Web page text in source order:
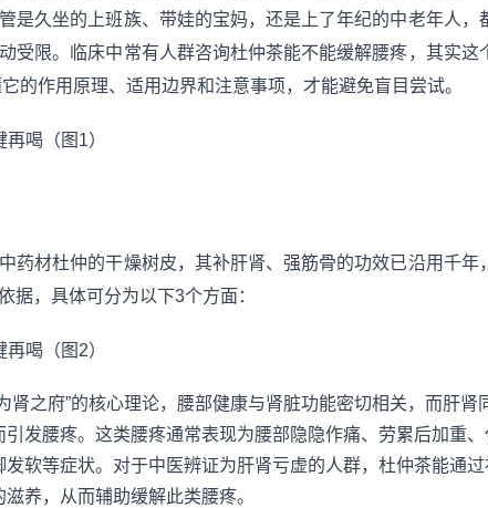
是久坐的上班族、带娃的宝妈，还是上了年纪的中老年人，
受限。临床中常有人群咨询杜仲茶能不能缓解腰疼，其实这
的作用原理、适用边界和注意事项，才能避免盲目尝试。
药材杜仲的干燥树皮，其补肝肾、强筋骨的功效已沿用千年
据，具体可分为以下3个方面：
肾之府”的核心理论，腰部健康与肾脏功能密切相关，而肝肾
发腰疼。这类腰疼通常表现为腰部隐隐作痛、劳累后加重
软等症状。对于中医辨证为肝肾亏虚的人群，杜仲茶能通过
养，从而辅助缓解此类腰疼。